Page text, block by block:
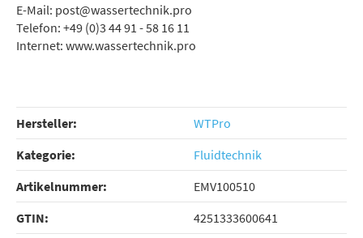
E-Mail: post@wassertechnik.pro
Telefon: +49 (0)3 44 91 - 58 16 11
Internet: www.wassertechnik.pro
Hersteller:
WTPro
Kategorie:
Fluidtechnik
Artikelnummer:
EMV100510
GTIN:
4251333600641